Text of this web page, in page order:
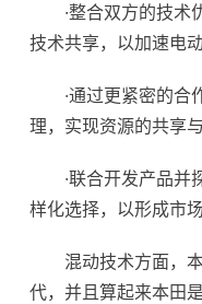
·整合双方的技术
技术共享，以加速电
·通过更紧密的合
理，实现资源的共享与
·联合开发产品并
样化选择，以形成市
混动技术方面，
代，并且算起来本田